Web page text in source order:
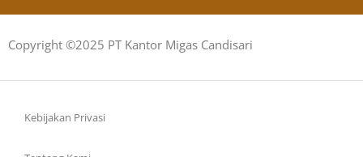
Copyright ©2025 PT Kantor Migas Candisari
Kebijakan Privasi